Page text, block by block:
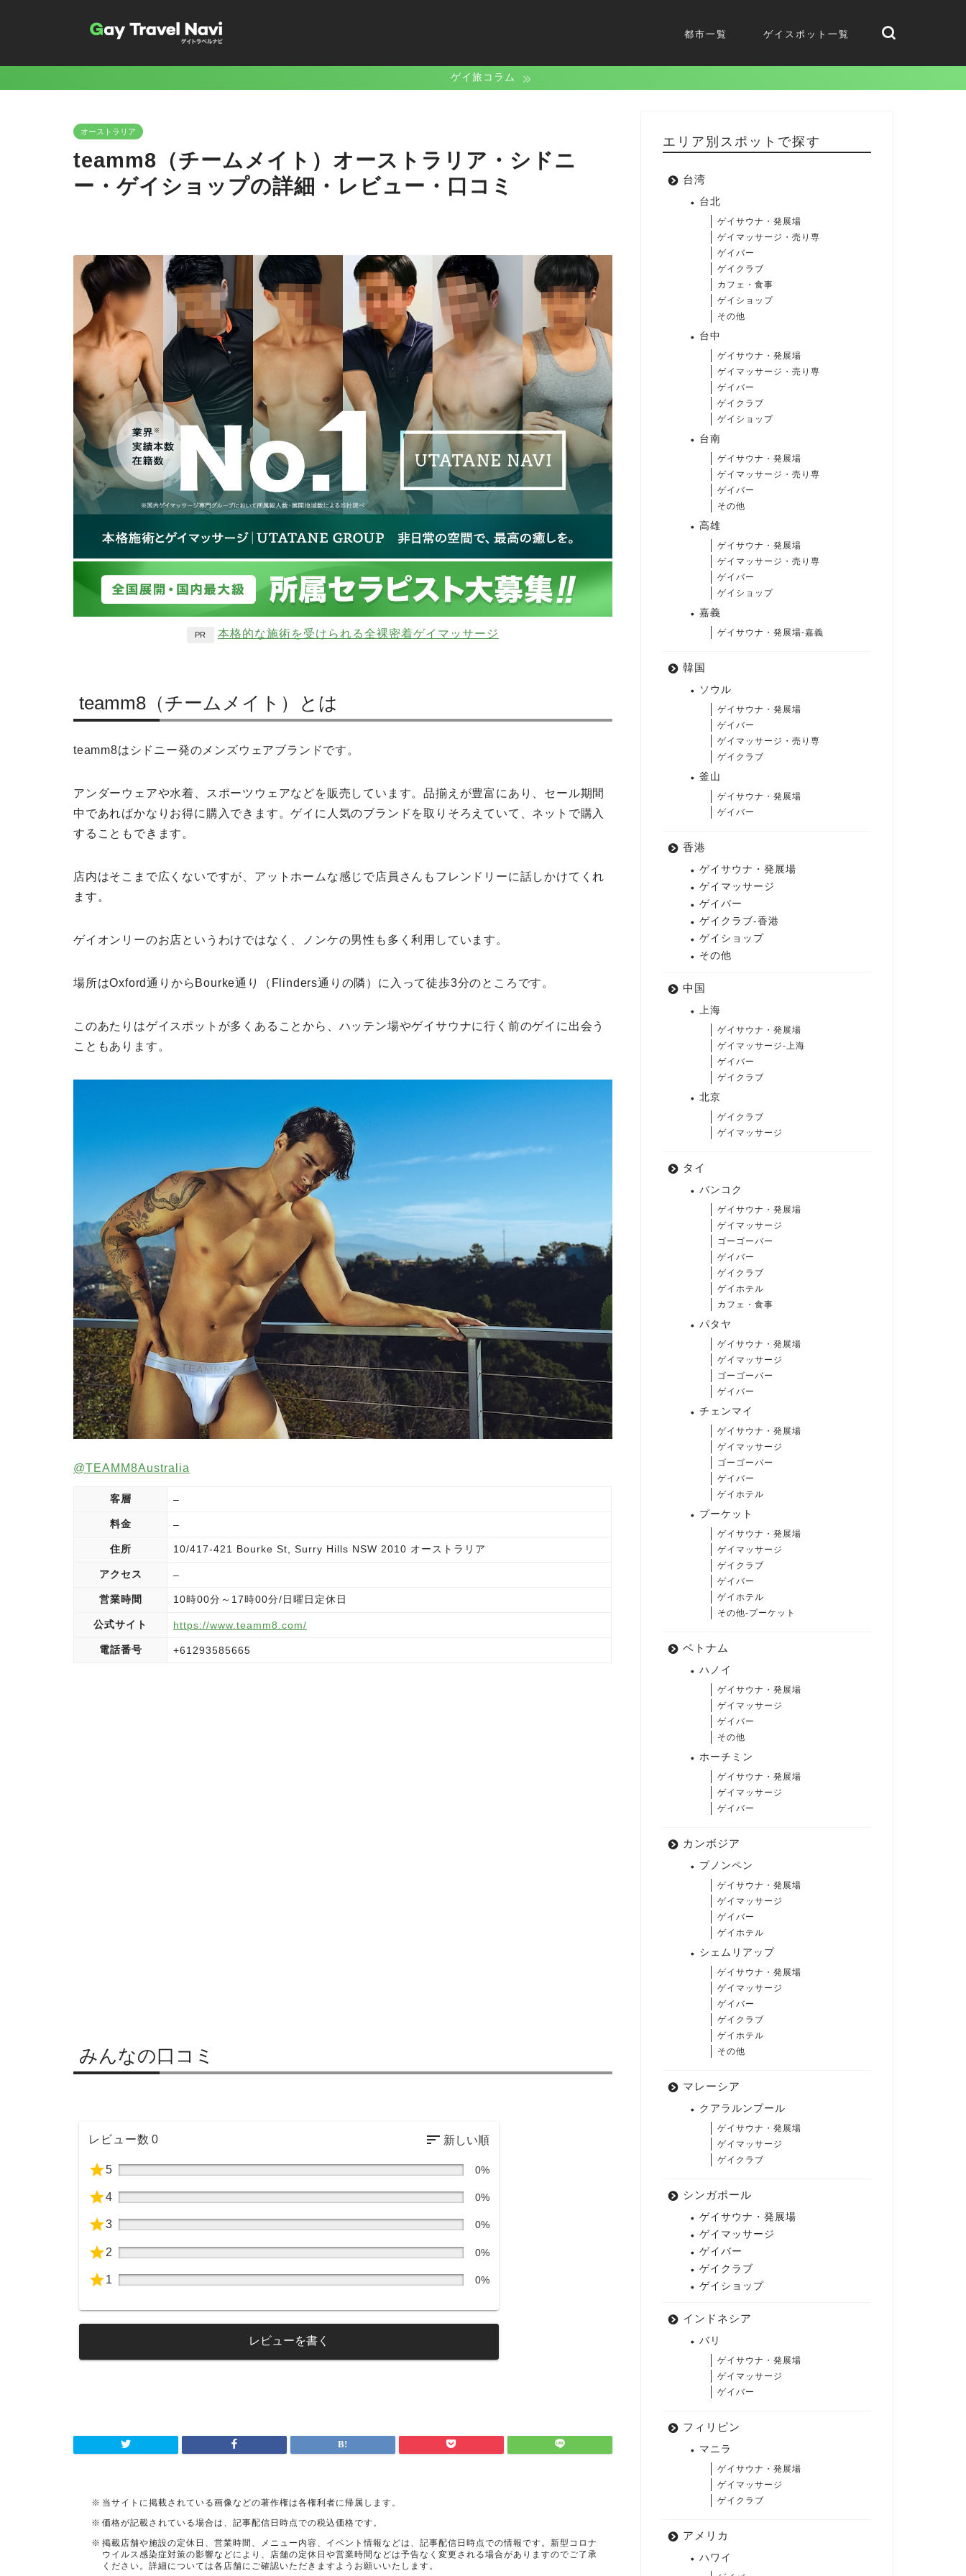
都市一覧 ゲイスポット一覧
ゲイ旅コラム
オーストラリア
teamm8（チームメイト）オーストラリア・シドニ
ー・ゲイショップの詳細・レビュー・口コミ
PR 本格的な施術を受けられる全裸密着ゲイマッサージ
teamm8（チームメイト）とは
teamm8はシドニー発のメンズウェアブランドです。
アンダーウェアや水着、スポーツウェアなどを販売しています。品揃えが豊富にあり、セール期間
中であればかなりお得に購入できます。ゲイに人気のブランドを取りそろえていて、ネットで購入
することもできます。
店内はそこまで広くないですが、アットホームな感じで店員さんもフレンドリーに話しかけてくれ
ます。
ゲイオンリーのお店というわけではなく、ノンケの男性も多く利用しています。
場所はOxford通りからBourke通り（Flinders通りの隣）に入って徒歩3分のところです。
このあたりはゲイスポットが多くあることから、ハッテン場やゲイサウナに行く前のゲイに出会う
こともあります。
@TEAMM8Australia
客層 –
料金 –
住所 10/417-421 Bourke St, Surry Hills NSW 2010 オーストラリア
アクセス –
営業時間 10時00分～17時00分/日曜日定休日
公式サイト https://www.teamm8.com/
電話番号 +61293585665
みんなの口コミ
レビュー数 0
5 0%
4 0%
3 0%
2 0%
1 0%
レビューを書く
当サイトに掲載されている画像などの著作権は各権利者に帰属します。
価格が記載されている場合は、記事配信日時点での税込価格です。
掲載店舗や施設の定休日、営業時間、メニュー内容、イベント情報などは、記事配信日時点での情報です。新型コロナ
ウイルス感染症対策の影響などにより、店舗の定休日や営業時間などは予告なく変更される場合がありますのでご了承
ください。詳細については各店舗にご確認いただきますようお願いいたします。
エリア別スポットで探す
台湾
台北
ゲイサウナ・発展場
ゲイマッサージ・売り専
ゲイバー
ゲイクラブ
カフェ・食事
ゲイショップ
その他
台中
ゲイサウナ・発展場
ゲイマッサージ・売り専
ゲイバー
ゲイクラブ
ゲイショップ
台南
ゲイサウナ・発展場
ゲイマッサージ・売り専
ゲイバー
その他
高雄
ゲイサウナ・発展場
ゲイマッサージ・売り専
ゲイバー
ゲイショップ
嘉義
ゲイサウナ・発展場-嘉義
韓国
ソウル
ゲイサウナ・発展場
ゲイバー
ゲイマッサージ・売り専
ゲイクラブ
釜山
ゲイサウナ・発展場
ゲイバー
香港
ゲイサウナ・発展場
ゲイマッサージ
ゲイバー
ゲイクラブ-香港
ゲイショップ
その他
中国
上海
ゲイサウナ・発展場
ゲイマッサージ-上海
ゲイバー
ゲイクラブ
北京
ゲイクラブ
ゲイマッサージ
タイ
バンコク
ゲイサウナ・発展場
ゲイマッサージ
ゴーゴーバー
ゲイバー
ゲイクラブ
ゲイホテル
カフェ・食事
パタヤ
ゲイサウナ・発展場
ゲイマッサージ
ゴーゴーバー
ゲイバー
チェンマイ
ゲイサウナ・発展場
ゲイマッサージ
ゴーゴーバー
ゲイバー
ゲイホテル
プーケット
ゲイサウナ・発展場
ゲイマッサージ
ゲイクラブ
ゲイバー
ゲイホテル
その他-プーケット
ベトナム
ハノイ
ゲイサウナ・発展場
ゲイマッサージ
ゲイバー
その他
ホーチミン
ゲイサウナ・発展場
ゲイマッサージ
ゲイバー
カンボジア
プノンペン
ゲイサウナ・発展場
ゲイマッサージ
ゲイバー
ゲイホテル
シェムリアップ
ゲイサウナ・発展場
ゲイマッサージ
ゲイバー
ゲイクラブ
ゲイホテル
その他
マレーシア
クアラルンプール
ゲイサウナ・発展場
ゲイマッサージ
ゲイクラブ
シンガポール
ゲイサウナ・発展場
ゲイマッサージ
ゲイバー
ゲイクラブ
ゲイショップ
インドネシア
バリ
ゲイサウナ・発展場
ゲイマッサージ
ゲイバー
フィリピン
マニラ
ゲイサウナ・発展場
ゲイマッサージ
ゲイクラブ
アメリカ
ハワイ